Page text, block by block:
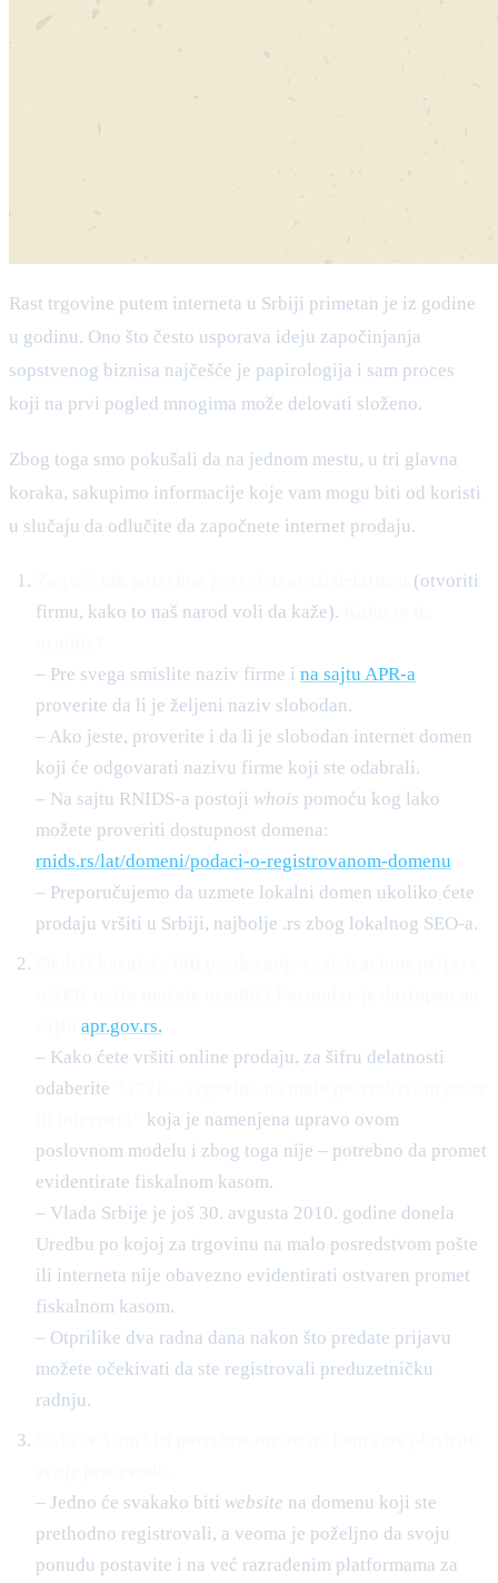
Rast trgovine putem interneta u Srbiji primetan je iz godine
u godinu. Ono što često usporava ideju započinjanja
sopstvenog biznisa najčešće je papirologija i sam proces
koji na prvi pogled mnogima može delovati složeno.
Zbog toga smo pokušali da na jednom mestu, u tri glavna
koraka, sakupimo informacije koje vam mogu biti od koristi
u slučaju da odlučite da započnete internet prodaju.
(otvoriti
firmu, kako to naš narod voli da kaže).
– Pre svega smislite naziv firme i na sajtu APR-a
proverite da li je željeni naziv slobodan.
– Ako jeste, proverite i da li je slobodan internet domen
koji će odgovarati nazivu firme koji ste odabrali.
– Na sajtu RNIDS-a postoji whois pomoću kog lako
možete proveriti dostupnost domena:
rnids.rs/lat/domeni/podaci-o-registrovanom-domenu
– Preporučujemo da uzmete lokalni domen ukoliko ćete
prodaju vršiti u Srbiji, najbolje .rs zbog lokalnog SEO-a.
apr.gov.rs.
– Kako ćete vršiti online prodaju, za šifru delatnosti
odaberite
koja je namenjena upravo ovom
poslovnom modelu i zbog toga nije – potrebno da promet
evidentirate fiskalnom kasom.
– Vlada Srbije je još 30. avgusta 2010. godine donela
Uredbu po kojoj za trgovinu na malo posredstvom pošte
ili interneta nije obavezno evidentirati ostvaren promet
fiskalnom kasom.
– Otprilike dva radna dana nakon što predate prijavu
možete očekivati da ste registrovali preduzetničku
radnju.
– Jedno će svakako biti website na domenu koji ste
prethodno registrovali, a veoma je poželjno da svoju
ponudu postavite i na već razrađenim platformama za